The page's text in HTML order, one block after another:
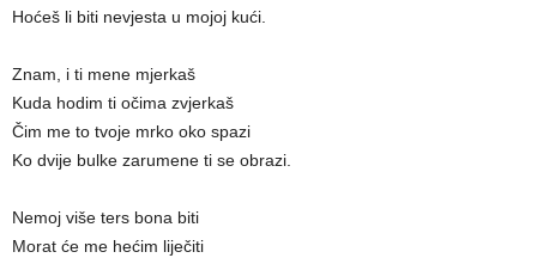
Hoćeš li biti nevjesta u mojoj kući.
Znam, i ti mene mjerkaš
Kuda hodim ti očima zvjerkaš
Čim me to tvoje mrko oko spazi
Ko dvije bulke zarumene ti se obrazi.
Nemoj više ters bona biti
Morat će me hećim liječiti